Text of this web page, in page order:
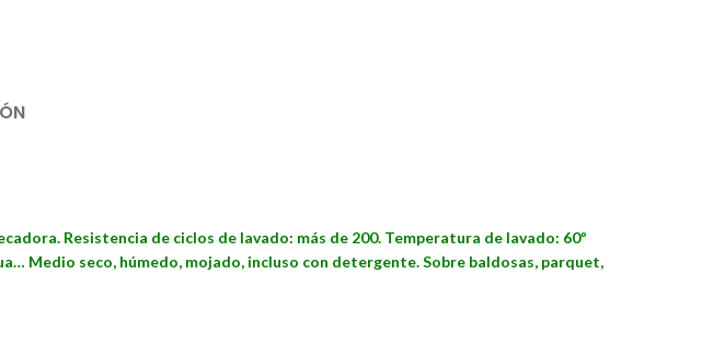
Resistencia de ciclos de lavado: más de 200. Temperatura de lavado: 60º
Medio seco, húmedo, mojado, incluso con detergente. Sobre baldosas, parquet,